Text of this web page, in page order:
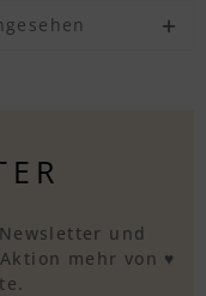
und
mehr von ♥